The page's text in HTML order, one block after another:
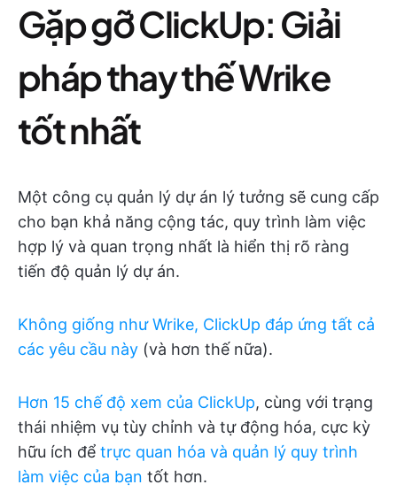
Gặp gỡ ClickUp: Giải
pháp thay thế Wrike
tốt nhất
Một công cụ quản lý dự án lý tưởng sẽ cung cấp
cho bạn khả năng cộng tác, quy trình làm việc
hợp lý và quan trọng nhất là hiển thị rõ ràng
tiến độ quản lý dự án.
Không giống như Wrike, ClickUp đáp ứng tất cả
các yêu cầu này (và hơn thế nữa).
Hơn 15 chế độ xem của ClickUp, cùng với trạng
thái nhiệm vụ tùy chỉnh và tự động hóa, cực kỳ
hữu ích để trực quan hóa và quản lý quy trình
làm việc của bạn tốt hơn.